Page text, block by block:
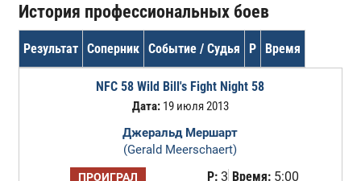
История профессиональных боев
Результат Соперник Событие / Судья Р Время
NFC 58 Wild Bill's Fight Night 58
Дата:19 июля 2013
Джеральд Мершарт
(Gerald Meerschaert)
ПРОИГРАЛ Р:3 Время:5:00